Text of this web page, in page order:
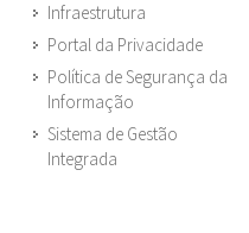
Infraestrutura
Portal da Privacidade
Política de Segurança da
Informação
Sistema de Gestão
Integrada